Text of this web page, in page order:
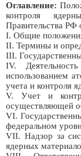
Оглавление:
контроля
Правительства РФ
I. Общие
II. Термины и
III.
IV.
использованием
учета и контроля
V. Учет и
осуществляющей
VI.
федеральном
VII. Надзор за
ядерных